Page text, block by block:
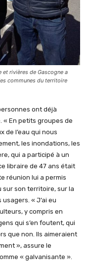
rivières de Gascogne a
communes du territoire
ont déjà
En petits groupes de
de l’eau qui nous
les inondations, les
qui a participé à un
libraire de 47 ans était
réunion lui a permis
sur son territoire, sur la
« J’ai eu
y compris en
qui s’en foutent, qui
que non. Ils aimeraient
», assure le
« galvanisante ».